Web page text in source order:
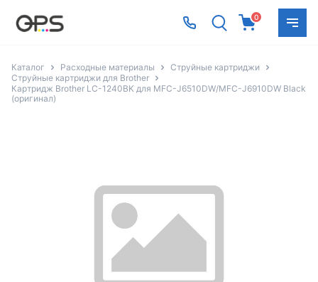
0
Каталог Расходные материалы
Струйные картриджи
Струйные картриджи для Brother
Картридж Brother LC-1240BK для MFC-J6510DW/MFC-J6910DW Black
(оригинал)